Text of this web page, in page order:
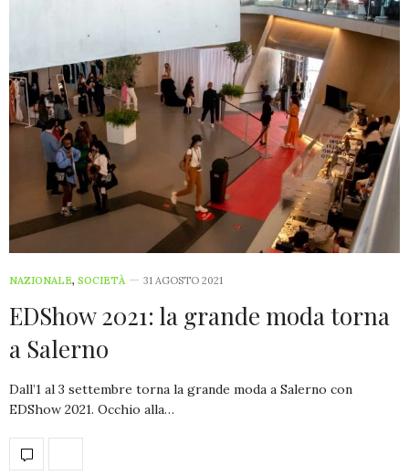
NAZIONALE, SOCIETÀ 31 AGOSTO 2021
EDShow 2021: la grande moda torna
a Salerno
Dall’1 al 3 settembre torna la grande moda a Salerno con
EDShow 2021. Occhio alla…